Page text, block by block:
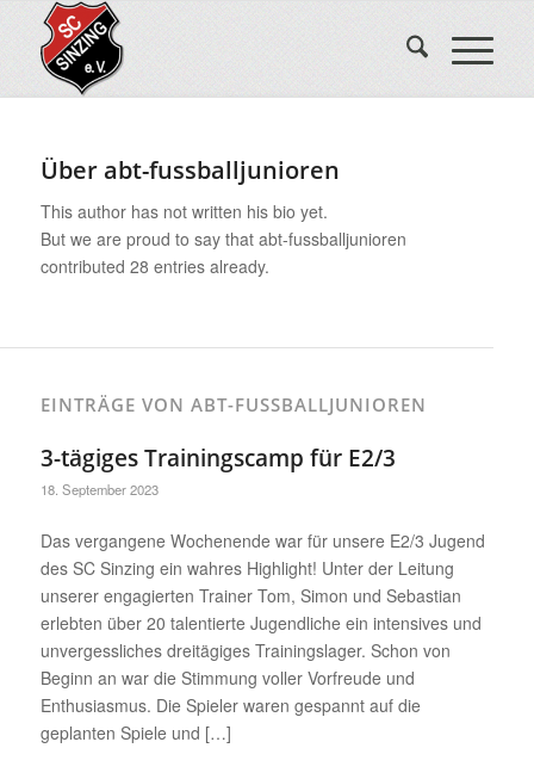
Über abt-fussballjunioren
This author has not written his bio yet.
But we are proud to say that abt-fussballjunioren
contributed 28 entries already.
EINTRÄGE VON ABT-FUSSBALLJUNIOREN
3-tägiges Trainingscamp für E2/3
18. September 2023
Das vergangene Wochenende war für unsere E2/3 Jugend
des SC Sinzing ein wahres Highlight! Unter der Leitung
unserer engagierten Trainer Tom, Simon und Sebastian
erlebten über 20 talentierte Jugendliche ein intensives und
unvergessliches dreitägiges Trainingslager. Schon von
Beginn an war die Stimmung voller Vorfreude und
Enthusiasmus. Die Spieler waren gespannt auf die
geplanten Spiele und […]